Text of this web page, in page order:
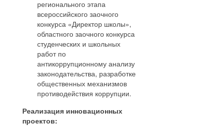
регионального этапа
всероссийского заочного
конкурса «Директор школы»,
областного заочного конкурса
студенческих и школьных
работ по
антикоррупционному анализу
законодательства, разработке
общественных механизмов
противодействия коррупции.
Реализация инновационных
проектов: